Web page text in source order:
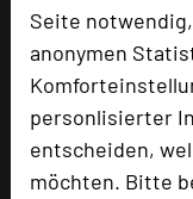
Seite
anonymen
personlisierter
entscheiden,
möchten. Bitte
Tagungsleiter
Tagungsteilnehmer